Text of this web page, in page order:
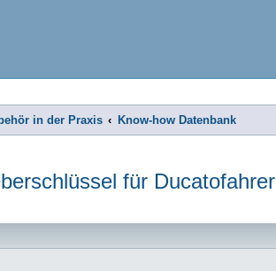
in der Praxis
Know-how Datenbank
für Ducatofahrer